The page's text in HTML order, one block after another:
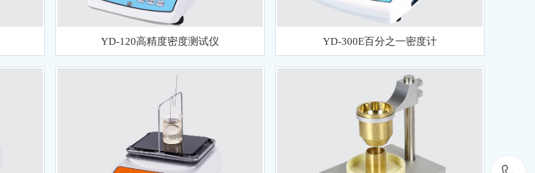
YD-120高精度密度测试仪 YD-300E百分之一密度计